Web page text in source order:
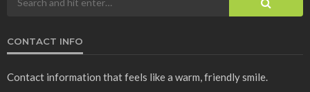
CONTACT INFO
Contact information that feels like a warm, friendly smile.